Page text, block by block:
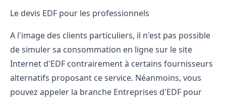
Le devis EDF pour les professionnels
A l'image des clients particuliers, il n'est pas possible
de simuler sa consommation en ligne sur lesite
Internet d'EDF contrairement à certains fournisseurs
alternatifs proposant ce service. Néanmoins, vous
pouvez appeler la branche Entreprises d'EDF pour